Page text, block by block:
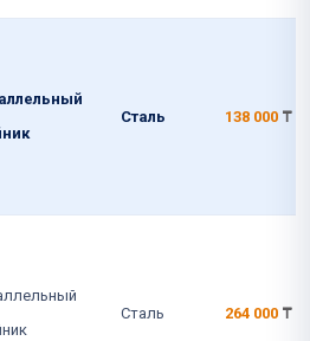
Сталь 138 000 ₸
Сталь 264 000 ₸